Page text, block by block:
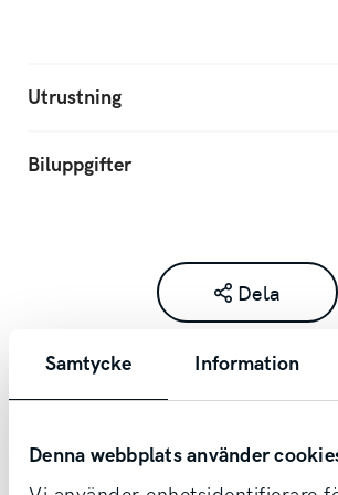
Samtycke Information
Denna webbplats använder
Utrustning
Biluppgifter
Dela
Kontakta säljare